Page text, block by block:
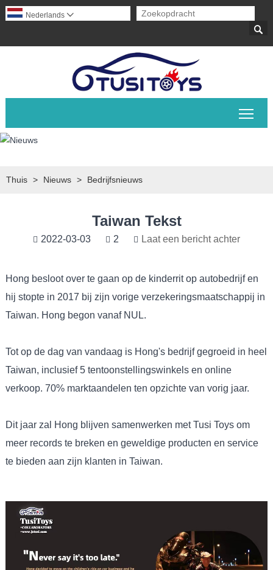

Nederlands 
Thuis > Nieuws > Bedrijfsnieuws
Taiwan Tekst
2022-03-03 2 Laat een bericht achter
Hong besloot over te gaan op de kinderrit op autobedrijf en
hij stopte in 2017 bij zijn vorige verzekeringsmaatschappij in
Taiwan. Hong begon vanaf NUL.
Tot op de dag van vandaag is Hong's bedrijf gegroeid in heel
Taiwan, inclusief 5 tentoonstellingswinkels en online
verkoop. 70% marktaandelen ten opzichte van vorig jaar.
Dit jaar zal Hong blijven samenwerken met Tusi Toys om
meer records te breken en geweldige producten en service
te bieden aan zijn klanten in Taiwan.